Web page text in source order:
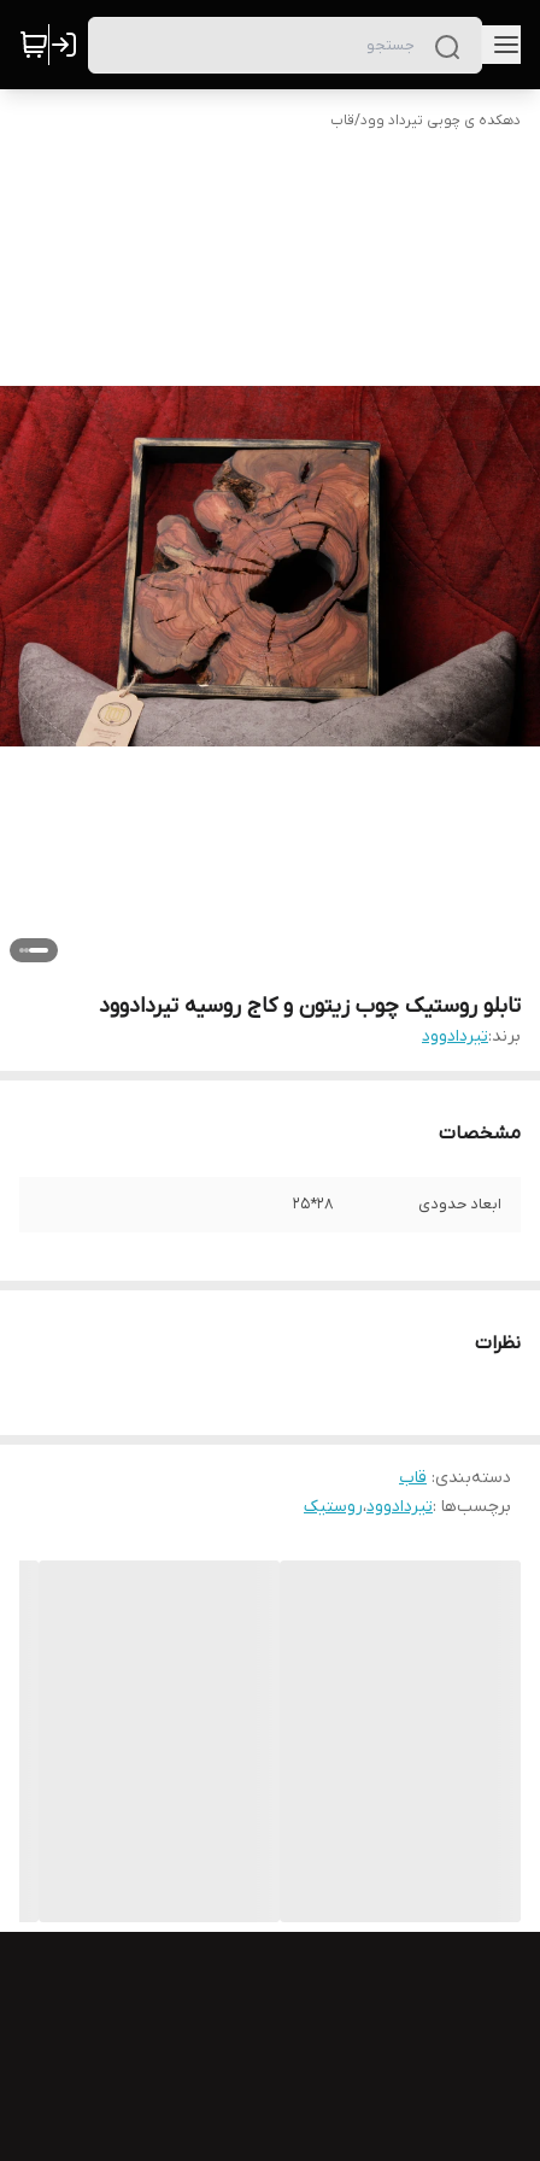
دهکده ی چوبی تیرداد وود/قاب
تابلو روستیک چوب زیتون و کاج روسیه تیردادوود
برند:تیردادوود
مشخصات
ابعاد حدودی 28*25
نظرات
دسته‌بندی: قاب
برچسب‌ها :تیردادوود،روستیک